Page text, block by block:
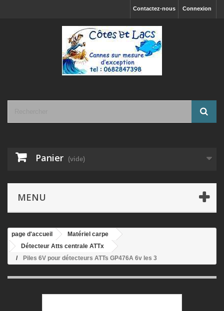
Connexion
Contactez-nous
Panier (vide)
MENU
page d'accueil
Matériel carpe
Détecteur Atts centrale ATTx
Piles 6V pour détecteurs ATTs GP476A 6v les 3